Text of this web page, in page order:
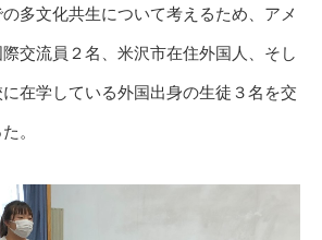
多文化共生について考えるため、アメ
交流員２名、米沢市在住外国人、そし
在学している外国出身の生徒３名を交
。